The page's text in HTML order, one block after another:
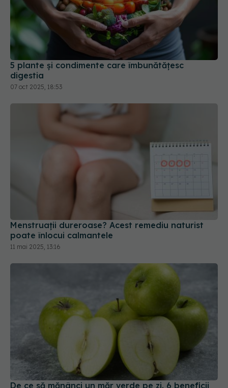
5 plante și condimente care îmbunătățesc
digestia
07 oct 2025, 18:53
Menstruații dureroase? Acest remediu naturist
poate înlocui calmantele
11 mai 2025, 13:16
De ce să mănânci un măr verde pe zi. 6 beneficii